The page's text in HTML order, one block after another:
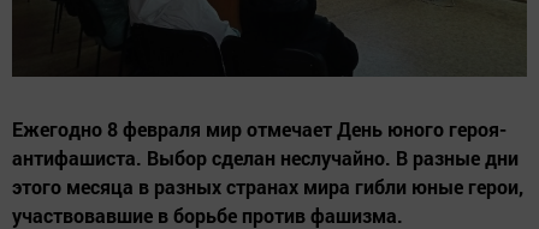
Ежегодно 8 февраля мир отмечает День юного героя-
антифашиста. Выбор сделан неслучайно. В разные дни
этого месяца в разных странах мира гибли юные герои,
участвовавшие в борьбе против фашизма.